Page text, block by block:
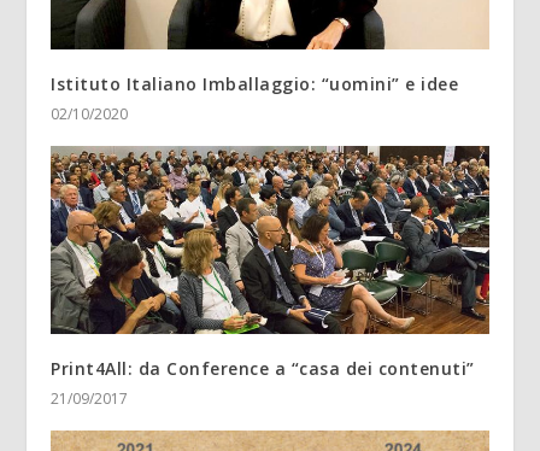
Istituto Italiano Imballaggio: “uomini” e idee
02/10/2020
Print4All: da Conference a “casa dei contenuti”
21/09/2017